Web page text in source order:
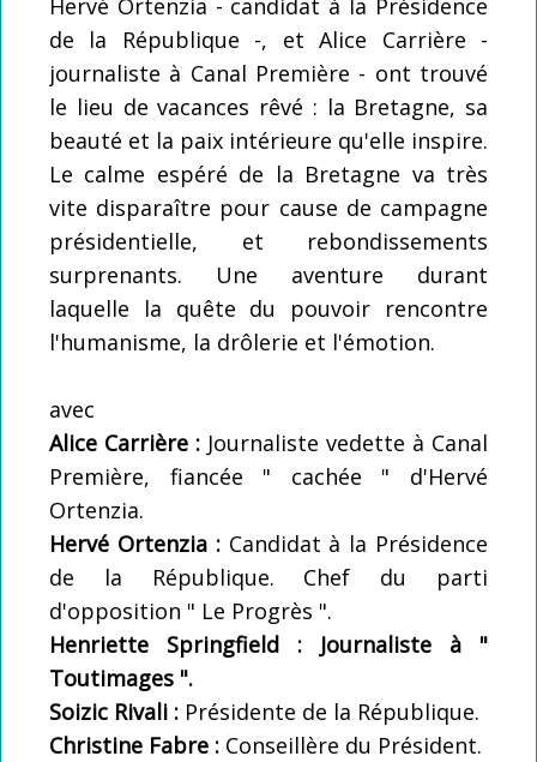
de la République -, et Alice Carrière -
journaliste à Canal Première - ont trouvé
le lieu de vacances rêvé : la Bretagne, sa
beauté et la paix intérieure qu'elle inspire.
Le calme espéré de la Bretagne va très
vite disparaître pour cause de campagne
présidentielle, et rebondissements
surprenants. Une aventure durant
laquelle la quête du pouvoir rencontre
l'humanisme, la drôlerie et l'émotion.
avec
Alice Carrière : Journaliste vedette à Canal
Première, fiancée " cachée " d'Hervé
Ortenzia.
Hervé Ortenzia : Candidat à la Présidence
de la République. Chef du parti
d'opposition " Le Progrès ".
Henriette Springfield : Journaliste à "
Toutimages ".
Soizic Rivali : Présidente de la République.
Christine Fabre : Conseillère du Président.